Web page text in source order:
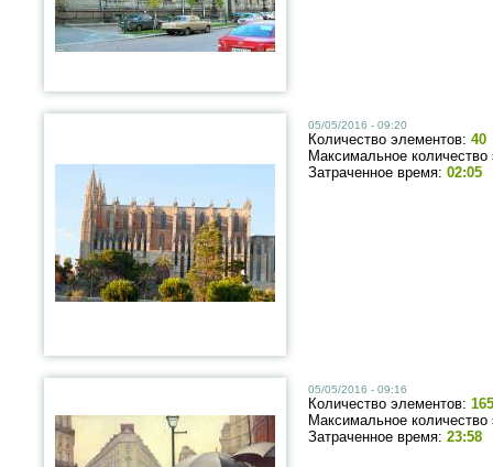
05/05/2016 - 09:20
Количество элементов: 40
Максимальное
Затраченное время: 02:05
05/05/2016 - 09:16
Количество элементов: 165
Максимальное
Затраченное время: 23:58